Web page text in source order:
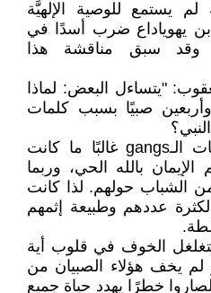
لم يستمع للوصية الإلهيَّة
بن يهوياداع ضرب أسدًا في
سبق مناقشة هذا
"يتساءل البعض: لماذا
صبيًا بسبب كلمات
أولًا: كانوا شبابًا مثل جماعات الـgangs غالبًا ما كانت
بالله الحي، وربما
من الشباب حولهم. لذا كانت
عددهم وطبيعة إثمهم
يتغلغل الخوف في قلوب أية
يخف هؤلاء الصبيان من
خطرًا يهدد حياة جميع